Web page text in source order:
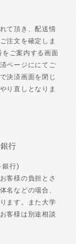
て頂き、配送情
注文を確定しま
ご案内する画面
ページににてご
決済画面を閉じ
り直しとなりま
行
銀行)
客様の負担とさ
名などの場合、
ます。また大学
客様は別途相談